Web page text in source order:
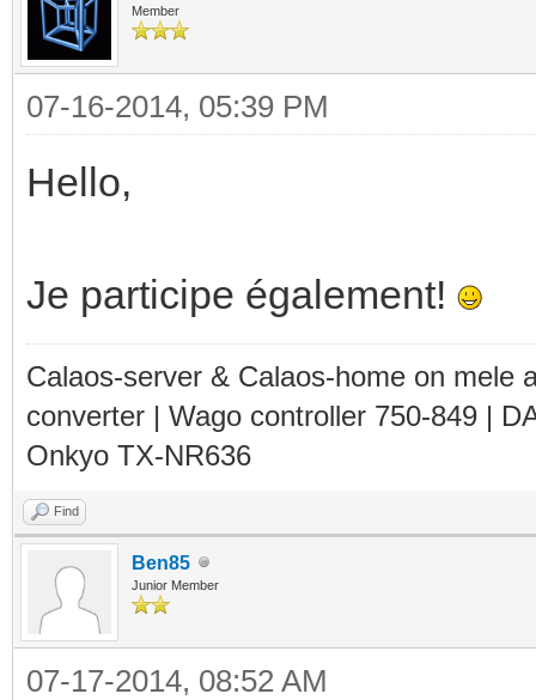
Member
07-16-2014, 05:39 PM
Hello,
Je participe également!
Calaos-server & Calaos-home on mele
converter | Wago controller 750-849 |
Onkyo TX-NR636
Find
Ben85
Junior Member
07-17-2014, 08:52 AM